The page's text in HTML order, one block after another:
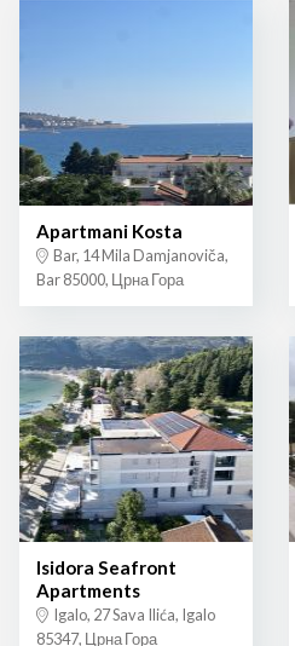
Apartmani Kosta
Bar, 14 Mila Damjanoviča,
Bar 85000, Црна Гора
Isidora Seafront
Apartments
Igalo, 27 Sava Ilića, Igalo
85347, Црна Гора